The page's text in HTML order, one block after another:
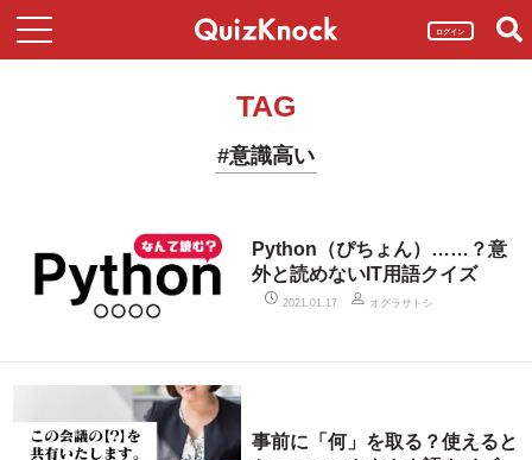
ログイン
TAG
#意識高い
Python（ぴちょん）……？意
外と読めないIT用語クイズ
2021.01.17 オグラサトシ
事前に「何」を取る？使えると